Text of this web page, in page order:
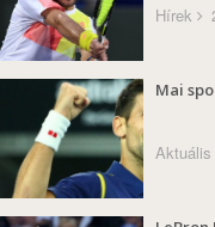
Hírek
Mai
Aktuális